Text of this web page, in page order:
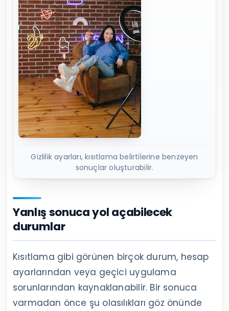
Gizlilik ayarları, kısıtlama belirtilerine benzeyen
sonuçlar oluşturabilir.
Yanlış sonuca yol açabilecek
durumlar
Kısıtlama gibi görünen birçok durum, hesap
ayarlarından veya geçici uygulama
sorunlarından kaynaklanabilir. Bir sonuca
varmadan önce şu olasılıkları göz önünde